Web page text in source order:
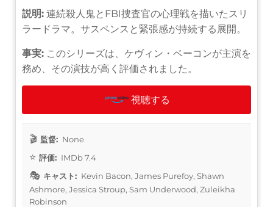
説明: 連続殺人鬼とFBI捜査官の心理戦を描いたスリ
ラードラマ。サスペンスと緊張感が持続する展開。
事実: このシリーズは、ケヴィン・ベーコンが主演を
務め、その演技が高く評価されました。
視聴する
監督: None
評価: IMDb 7.4
キャスト: Kevin Bacon, James Purefoy, Shawn
Ashmore, Jessica Stroup, Sam Underwood, Zuleikha
Robinson